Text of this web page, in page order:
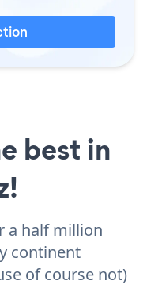
best in
a half million
continent
of course not)